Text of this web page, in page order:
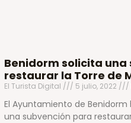
Benidorm solicita
restaurar la Torre de
El Turista Digital 5 julio, 2022
El Ayuntamiento de
una subvención para